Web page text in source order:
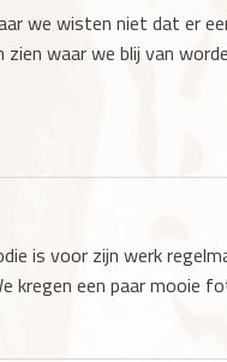
we wisten niet dat er
waar we blij van
is voor zijn werk
kregen een paar mooie